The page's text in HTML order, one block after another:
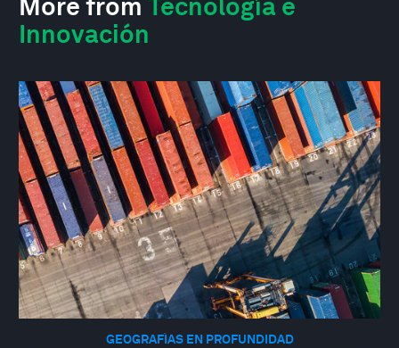
Innovación
GEOGRAFÍAS EN PROFUNDIDAD